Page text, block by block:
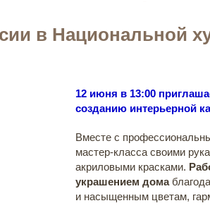
в Национальной
12 июня в 13:00
созданию интерьерной
Вместе с
мастер-класса своими
акриловыми красками.
украшением дома
и насыщенным цветам,